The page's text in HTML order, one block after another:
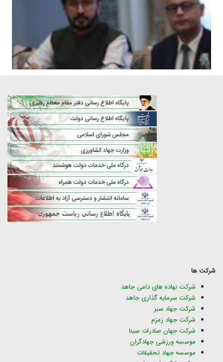
شرکت ها
شرکت نهاده های دامی جاهد
شرکت سرمایه گذاری جاهد
شرکت جهاد سبز
شرکت جهاد زمزم
شرکت جهان صادرات سینا
موسسه ورزشی جهادگران
موسسه جهاد تحقیقات